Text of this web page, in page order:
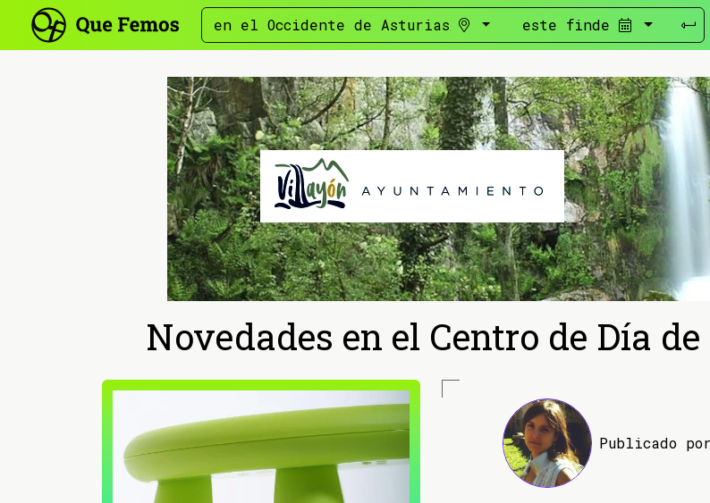
en el Occidente de Asturias este finde
Novedades en el Centro de Día
Publicado